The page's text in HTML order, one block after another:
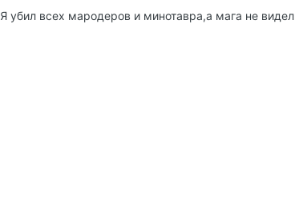
Я убил всех мародеров и минотавра,а мага не видел